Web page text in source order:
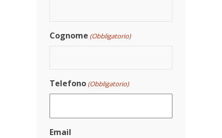
Cognome (Obbligatorio)
Telefono (Obbligatorio)
Email